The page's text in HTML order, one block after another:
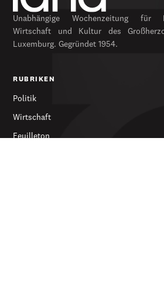
Unabhängige Wochenzeitung für
Wirtschaft und Kultur des
Luxemburg. Gegründet 1954.
RUBRIKEN
Politik
Wirtschaft
Feuilleton